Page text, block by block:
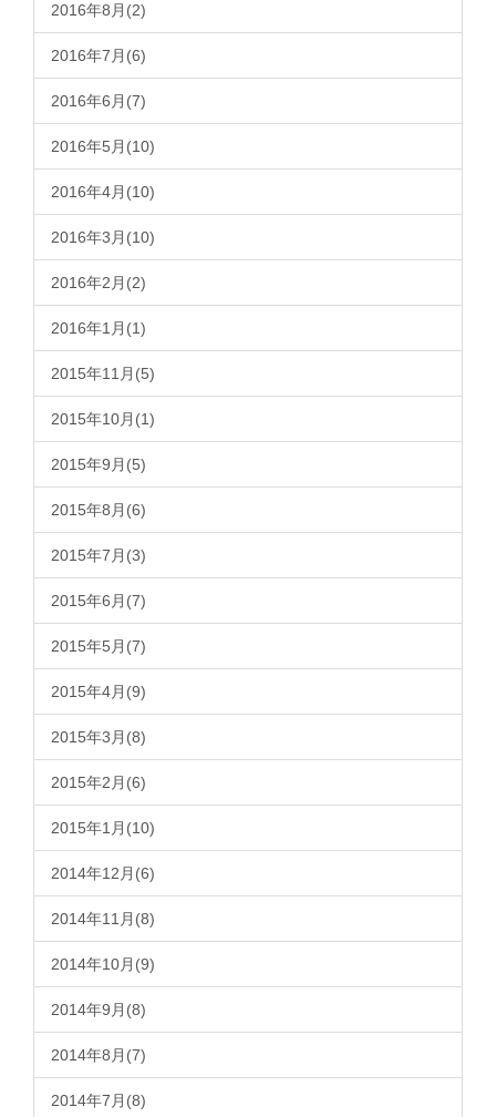
2016年8月(2)
2016年7月(6)
2016年6月(7)
2016年5月(10)
2016年4月(10)
2016年3月(10)
2016年2月(2)
2016年1月(1)
2015年11月(5)
2015年10月(1)
2015年9月(5)
2015年8月(6)
2015年7月(3)
2015年6月(7)
2015年5月(7)
2015年4月(9)
2015年3月(8)
2015年2月(6)
2015年1月(10)
2014年12月(6)
2014年11月(8)
2014年10月(9)
2014年9月(8)
2014年8月(7)
2014年7月(8)